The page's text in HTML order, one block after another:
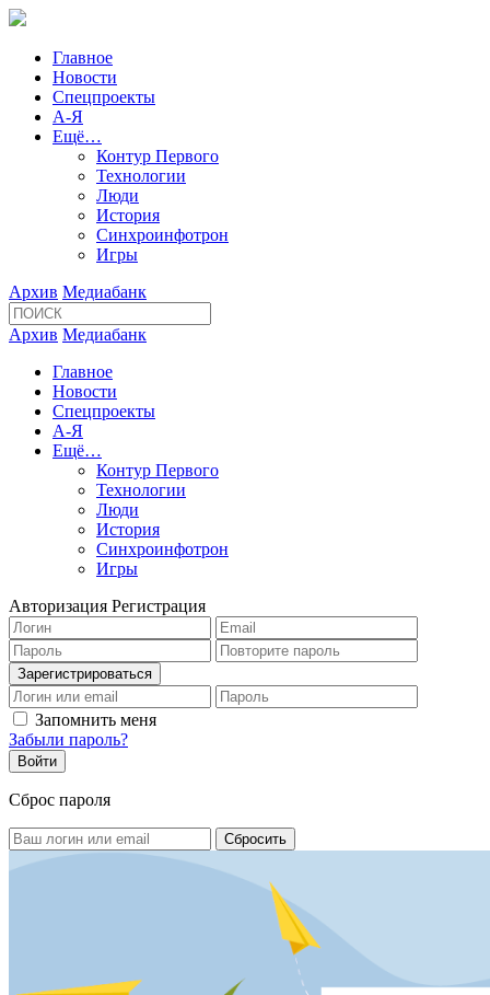
Главное
Новости
Спецпроекты
А-Я
Ещё…
Контур Первого
Технологии
Люди
История
Синхроинфотрон
Игры
Архив Медиабанк
Архив Медиабанк
Главное
Новости
Спецпроекты
А-Я
Ещё…
Контур Первого
Технологии
Люди
История
Синхроинфотрон
Игры
Авторизация Регистрация
Запомнить меня
Забыли пароль?
Сброс пароля